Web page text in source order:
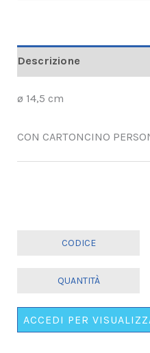
Descrizione
ø 14,5 cm
CON CARTONCINO
ACCEDI PER